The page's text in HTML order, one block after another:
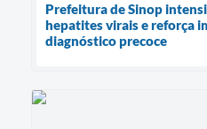
Prefeitura de Sinop
hepatites virais e reforça
diagnóstico precoce